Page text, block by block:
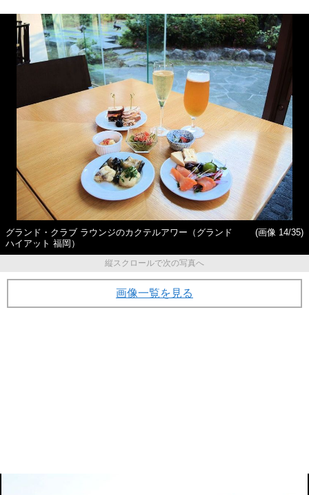
グランド・クラブ ラウンジのカクテルアワー（グランド
ハイアット 福岡）
(画像 14/35)
縦スクロールで次の写真へ
画像一覧を見る